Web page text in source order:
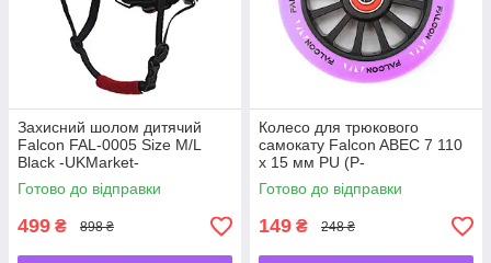
Захисний шолом дитячий
Falcon FAL-0005 Size M/L
Black -UKMarket-
Готово до відправки
499 ₴ 898 ₴
Колесо для трюкового
самокату Falcon ABEC 7 110
x 15 мм PU (P-
5907739318459) -UKMarket-
Готово до відправки
149 ₴ 248 ₴